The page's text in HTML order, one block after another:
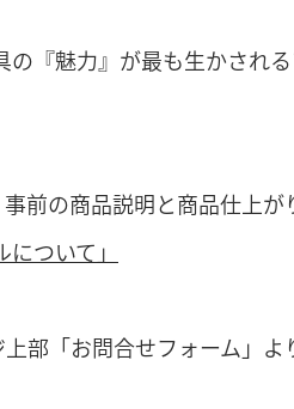
『魅力』が最も生かされ
の商品説明と商品仕上が
ついて」
「お問合せフォーム」よ